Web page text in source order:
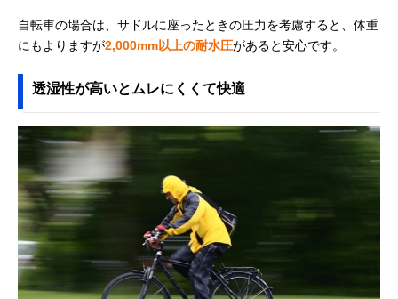
自転車の場合は、サドルに座ったときの圧力を考慮すると、体重
にもよりますが2,000mm以上の耐水圧があると安心です。
透湿性が高いとムレにくくて快適